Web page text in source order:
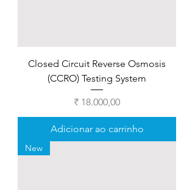
Closed Circuit Reverse Osmosis
(CCRO) Testing System
Preço
₹ 18.000,00
Adicionar ao carrinho
New